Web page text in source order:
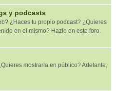
y podcasts
¿Haces tu propio podcast? ¿Quieres
en el mismo? Hazlo en este foro.
mostrarla en público? Adelante,